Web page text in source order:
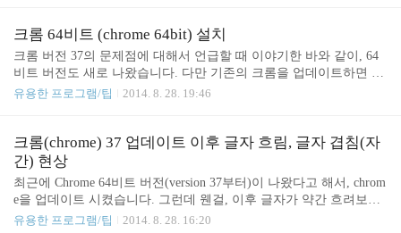
사이트나 북마크 또는 즐겨찾기 등록 먼저 지금 보고
있는 사이트를 북마크(또는 즐겨찾기)로 등록합..
입니다) (정상으로 보입니다) (글꼴이 겹쳐져 보이거
나 반대로 너무 떨어져 나옵니다) 다른 브라우저에서
도 확인해봤습니다. Internet Explorer 와 Firefox 는 정
(오페라 브라우저가 구글 크롬과 동일한 웹엔진을 쓰
않아서 크롬 브라우저 많이 아쉽네요.
크롬 64비트 (chrome 64bit) 설치
크롬 버전 37의 문제점에 대해서 언급할 때 이야기한 바와 같이, 64
비트 버전도 새로 나왔습니다. 다만 기존의 크롬을 업데이트하면 32
비트로 계속 깔리는 것 같고, 별도로 다운을 받아서 설치를 해야 하
다라고 하네요. 일단 아직까지 큰 차이점은 못 느끼겠습니다. 그리고
확장 프로그램등은 제가 최근에 포맷을 해서 깔려 있는 확장 프로그
램도 없고 해서 잘 모르겠네요. 참고로 전 기존 32비트 크롬은 삭제
를 했구요 (왜냐하면 보통 32비트와 64비트 애플리케이션들은 설치
되는 경로가 다르기 때문입니다. 그런데 보니까 64비트 크롬은 32비
트 폴더에 설치가 되는군요.) 이 때 사용..
유용한 프로그램/팁 2014. 8. 28. 19:46
크롬(chrome) 37 업데이트 이후 글자 흐림, 글자 겹침(자
간) 현상
최근에 Chrome 64비트 버전(version 37부터)이 나왔다고 해서, chrom
e을 업데이트 시켰습니다. 그런데 웬걸, 이후 글자가 약간 흐려보인
다고 해야 하나, 또는 글자끼리 겹쳐 보이는 것 같았습니다. (주로 영
유용한 프로그램/팁 2014. 8. 28. 16:20